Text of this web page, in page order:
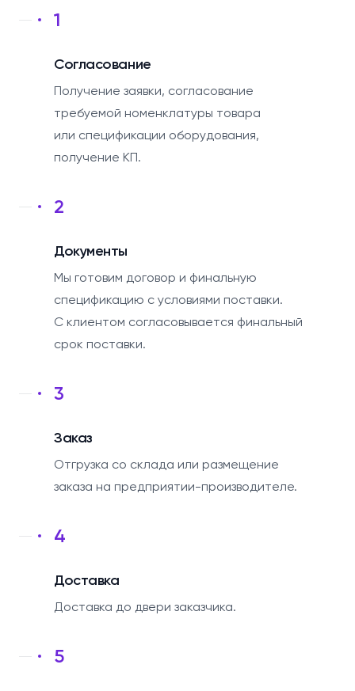
1
Согласование
Получение заявки, согласование
требуемой номенклатуры товара
или спецификации оборудования,
получение КП.
2
Документы
Мы готовим договор и финальную
спецификацию с условиями поставки.
С клиентом согласовывается финальный
срок поставки.
3
Заказ
Отгрузка со склада или размещение
заказа на предприятии-производителе.
4
Доставка
Доставка до двери заказчика.
5